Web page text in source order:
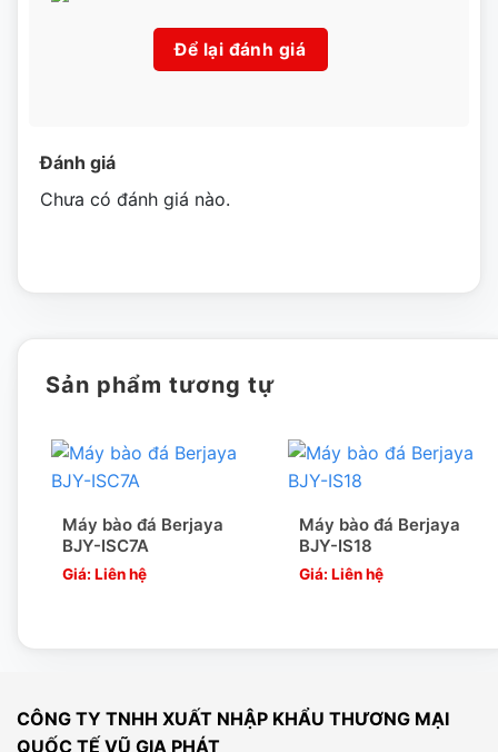
Tất cả nhân viên kĩ thuật được đào tạo tại những trường
cầu mong muốn của khách hàng .
Nhân viên chăm sóc khách hàng giải đáp tất cả thắc mắc
Đặc biệt với khách hàng thương mại hoặc đại lý sẽ có giá
Liên hệ ngay với chúng tôi.
Để lại đánh giá
Đánh giá
Chưa có đánh giá nào.
Sản phẩm tương tự
Máy bào đá Berjaya
BJY-ISC7A
Giá: Liên hệ
Máy bào đá Berjaya
BJY-IS18
Giá: Liên hệ
CÔNG TY TNHH XUẤT NHẬP KHẨU THƯƠNG MẠI
QUỐC TẾ VŨ GIA PHÁT